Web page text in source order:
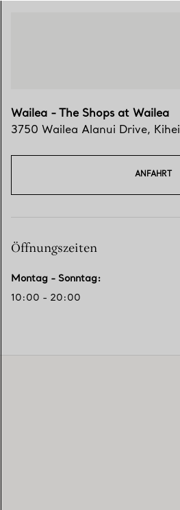
Wailea - The Shops at Wailea
3750 Wailea Alanui Drive, Kihei
ANFAHRT
Öffnungszeiten
Montag - Sonntag:
10:00 - 20:00